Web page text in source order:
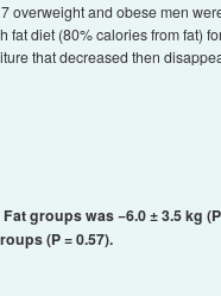
overweight and obese men
diet (80% calories from fat)
that decreased then
groups was −6.0 ± 3.5 kg (P
(P = 0.57).